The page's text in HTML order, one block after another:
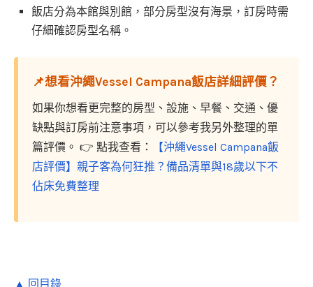
飯店分為本館與別館，部分房型沒有海景，訂房時需
仔細確認房型名稱。
📌想看沖繩Vessel Campana飯店詳細評價？
如果你想看更完整的房型、設施、早餐、交通、優
缺點與訂房前注意事項，可以參考我另外整理的單
篇評價。 👉 點我查看：
【沖繩Vessel Campana飯
店評價】親子客為何狂推？備品清單與18歲以下不
佔床免費整理
▲ 回目錄